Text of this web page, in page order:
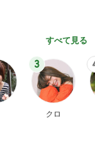
すべて見る
3
クロ